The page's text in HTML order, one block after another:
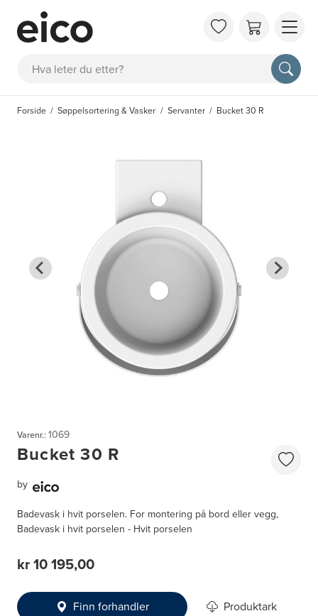
Søk
OM
FAQ
Forside Søppelsortering & Vasker Servanter Bucket 30 R
Varenr.: 1069
Bucket 30 R
by
Badevask i hvit porselen. For montering på bord eller vegg,
Badevask i hvit porselen - Hvit porselen
kr 10 195,00
Finn forhandler Produktark